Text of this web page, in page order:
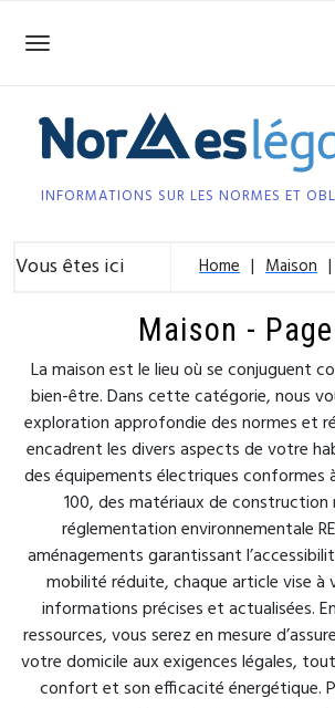
Toggle
INFORMATIONS SUR LES NORMES ET
Vous êtes ici Home Maison
Maison -
La maison est le lieu où se conjuguent
bien-être. Dans cette catégorie, nous
exploration approfondie des normes et
encadrent les divers aspects de votre
des équipements électriques conformes
100, des matériaux de
réglementation environnementale
aménagements garantissant
mobilité réduite, chaque article vise à
informations précises et actualisées.
ressources, vous serez en mesure
votre domicile aux exigences légales,
confort et son efficacité énergétique.